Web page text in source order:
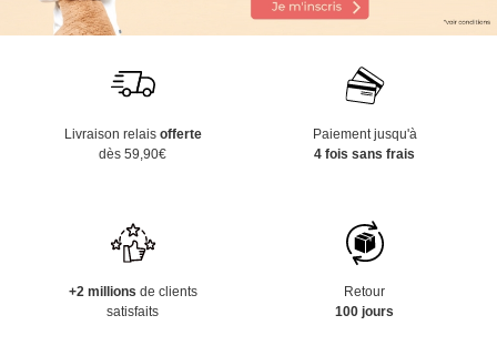
Livraison relais offerte
dès 59,90€
Paiement jusqu'à
4 fois sans frais
+2 millions de clients
satisfaits
Retour
100 jours